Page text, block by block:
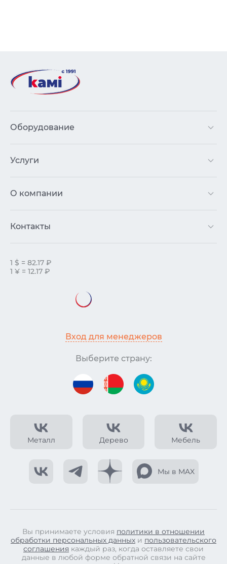
Металл Дерево Мебель
Мы в MAX
Оборудование
Услуги
О компании
Контакты
1 $ = 82.17 ₽
1 ¥ = 12.17 ₽
Вход для менеджеров
Выберите страну:
Вы принимаете условия политики в отношении
обработки персональных данных и пользовательского
соглашения каждый раз, когда оставляете свои
данные в любой форме обратной связи на сайте